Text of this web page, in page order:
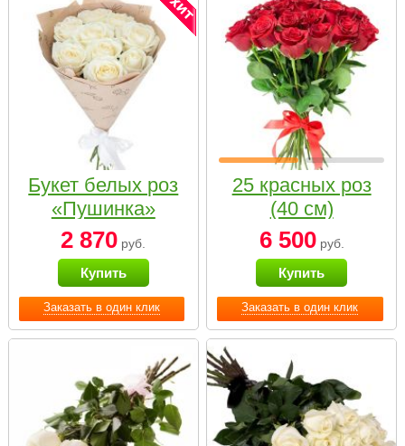
Заказать в один клик
Букет белых роз
«Пушинка»
2 870 руб.
Купить
Заказать в один клик
25 красных роз
(40 см)
6 500руб.
Купить